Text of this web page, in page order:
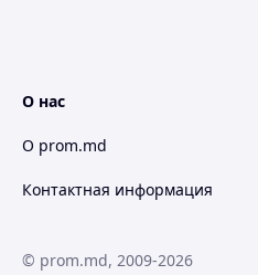
О нас
О prom.md
Контактная информация
© prom.md, 2009-2026